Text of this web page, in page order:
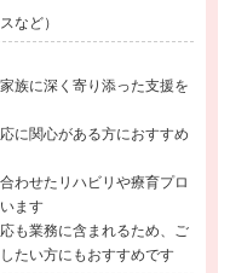
など）
族に深く寄り添った支援を
に関心がある方におすすめ
わせたリハビリや療育プロ
ます
も業務に含まれるため、ご
たい方にもおすすめです